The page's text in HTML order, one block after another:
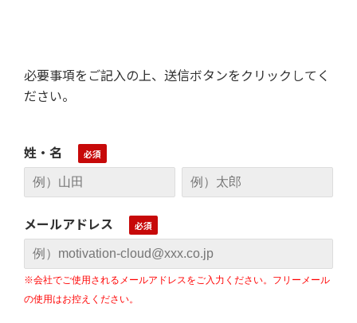
必要事項をご記入の上、送信ボタンをクリックしてく
ださい。
姓・名
メールアドレス
※会社でご使用されるメールアドレスをご入力ください。フリーメール
の使用はお控えください。